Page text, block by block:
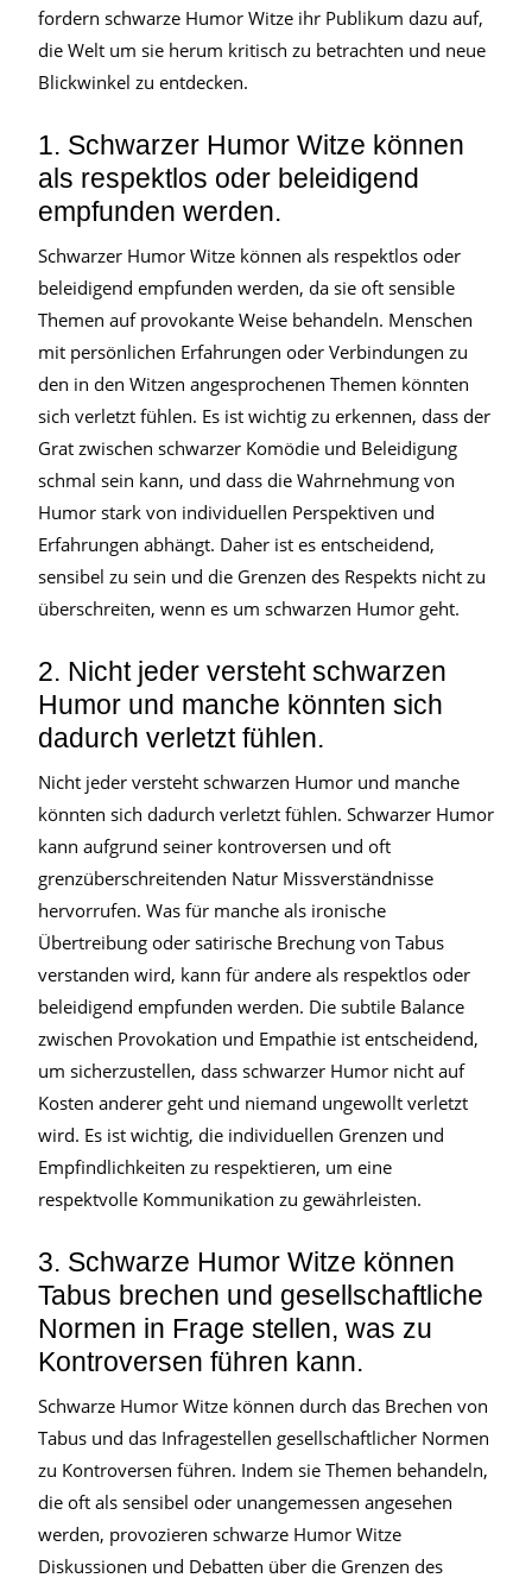
fordern schwarze Humor Witze ihr Publikum dazu auf,
die Welt um sie herum kritisch zu betrachten und neue
Blickwinkel zu entdecken.
1. Schwarzer Humor Witze können
als respektlos oder beleidigend
empfunden werden.
Schwarzer Humor Witze können als respektlos oder
beleidigend empfunden werden, da sie oft sensible
Themen auf provokante Weise behandeln. Menschen
mit persönlichen Erfahrungen oder Verbindungen zu
den in den Witzen angesprochenen Themen könnten
sich verletzt fühlen. Es ist wichtig zu erkennen, dass der
Grat zwischen schwarzer Komödie und Beleidigung
schmal sein kann, und dass die Wahrnehmung von
Humor stark von individuellen Perspektiven und
Erfahrungen abhängt. Daher ist es entscheidend,
sensibel zu sein und die Grenzen des Respekts nicht zu
überschreiten, wenn es um schwarzen Humor geht.
2. Nicht jeder versteht schwarzen
Humor und manche könnten sich
dadurch verletzt fühlen.
Nicht jeder versteht schwarzen Humor und manche
könnten sich dadurch verletzt fühlen. Schwarzer Humor
kann aufgrund seiner kontroversen und oft
grenzüberschreitenden Natur Missverständnisse
hervorrufen. Was für manche als ironische
Übertreibung oder satirische Brechung von Tabus
verstanden wird, kann für andere als respektlos oder
beleidigend empfunden werden. Die subtile Balance
zwischen Provokation und Empathie ist entscheidend,
um sicherzustellen, dass schwarzer Humor nicht auf
Kosten anderer geht und niemand ungewollt verletzt
wird. Es ist wichtig, die individuellen Grenzen und
Empfindlichkeiten zu respektieren, um eine
respektvolle Kommunikation zu gewährleisten.
3. Schwarze Humor Witze können
Tabus brechen und gesellschaftliche
Normen in Frage stellen, was zu
Kontroversen führen kann.
Schwarze Humor Witze können durch das Brechen von
Tabus und das Infragestellen gesellschaftlicher Normen
zu Kontroversen führen. Indem sie Themen behandeln,
die oft als sensibel oder unangemessen angesehen
werden, provozieren schwarze Humor Witze
Diskussionen und Debatten über die Grenzen des